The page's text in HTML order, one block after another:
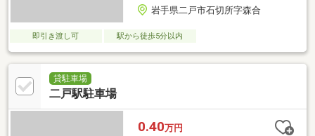
岩手県二戸市石切所字森合
即引き渡し可 駅から徒歩5分以内
貸駐車場
二戸駅駐車場
0.40万円